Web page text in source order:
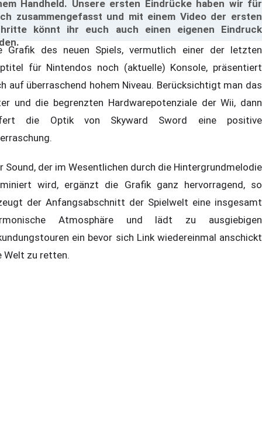
Handheld. Unsere ersten Eindrücke haben wir für
zusammengefasst und mit einem Video der ersten
könnt ihr euch auch einen eigenen Eindruck
Grafik des neuen Spiels, vermutlich einer der letzten
für Nintendos noch (aktuelle) Konsole, präsentiert
auf überraschend hohem Niveau. Berücksichtigt man das
und die begrenzten Hardwarepotenziale der Wii, dann
die Optik von Skyward Sword eine positive
Sound, der im Wesentlichen durch die Hintergrundmelodie
wird, ergänzt die Grafik ganz hervorragend, so
der Anfangsabschnitt der Spielwelt eine insgesamt
Atmosphäre und lädt zu ausgiebigen
ein bevor sich Link wiedereinmal anschickt
Welt zu retten.